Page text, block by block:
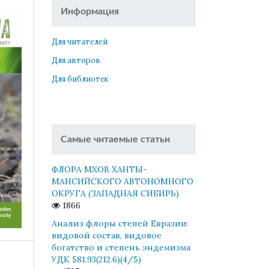
Информация
Для читателей
Для авторов
Для библиотек
Самые читаемые статьи
ФЛОРА МХОВ ХАНТЫ-
МАНСИЙСКОГО АВТОНОМНОГО
ОКРУГА (ЗАПАДНАЯ СИБИРЬ)
1866
Анализ флоры степей Евразии:
видовой состав, видовое
богатство и степень эндемизма
УДК 581.93(212.6)(4/5)